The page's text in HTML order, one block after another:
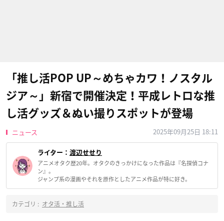
「推し活POP UP～めちゃカワ！ノスタル
ジア～」新宿で開催決定！平成レトロな推
し活グッズ＆ぬい撮りスポットが登場
ニュース 2025年09月25日 18:11
ライター： 渡辺せせり
アニメオタク歴20年。オタクのきっかけになった作品は『名探偵コナ
ン』。
ジャンプ系の漫画やそれを原作としたアニメ作品が特に好き。
カテゴリ : オタ活・推し活